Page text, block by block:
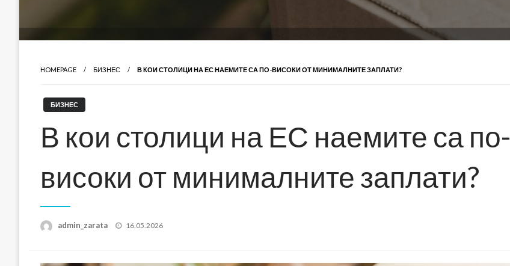
HOMEPAGE БИЗНЕС В КОИ СТОЛИЦИ НА ЕС НАЕМИТЕ СА ПО-ВИСОКИ ОТ МИНИМАЛНИТЕ ЗАПЛАТИ?
БИЗНЕС
В кои столици на ЕС наемите са по-
високи от минималните заплати?
admin_zarata
Posted
16.05.2026